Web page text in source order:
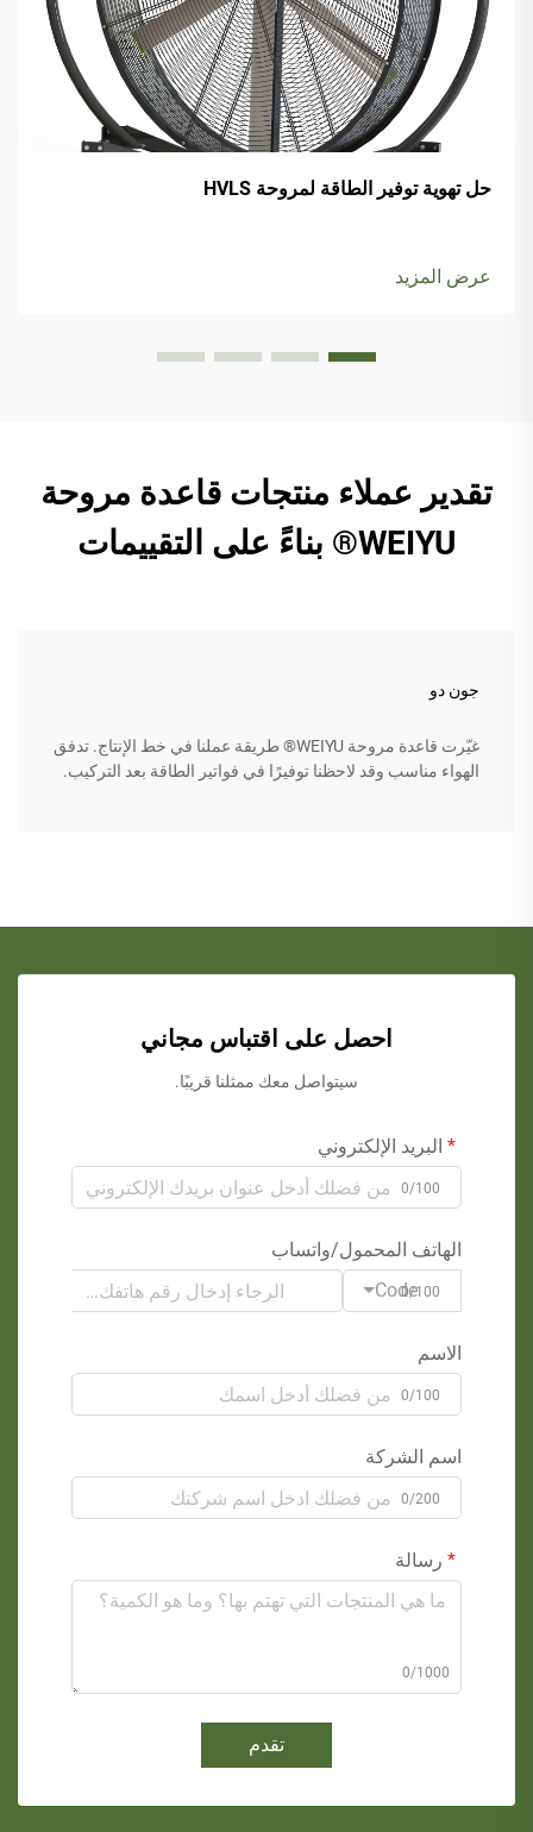
حل تهوية توفير الطاقة لمروحة HVLS
عرض المزيد
تقدير عملاء منتجات قاعدة مروحة
WEIYU® بناءً على التقييمات
جون دو
غيّرت قاعدة مروحة WEIYU® طريقة عملنا في خط الإنتاج. تدفق
الهواء مناسب وقد لاحظنا توفيرًا في فواتير الطاقة بعد التركيب.
احصل على اقتباس مجاني
سيتواصل معك ممثلنا قريبًا.
البريد الإلكتروني
0/100
الهاتف المحمول/واتساب
Code0/100
الاسم
0/100
اسم الشركة
0/200
رسالة
0/1000
تقدم